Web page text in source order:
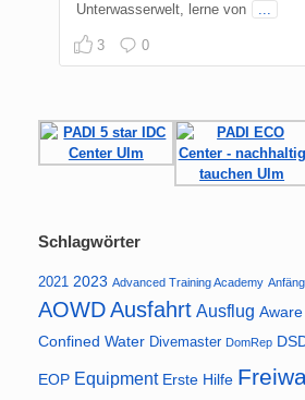
Unterwasserwelt, lerne von
...
3 0
Schlagwörter
2021 2023 Advanced Training Academy
AOWDAusfahrt Ausflug Aware
Confined Water Divemaster DomRep
EOP Equipment Erste Hilfe